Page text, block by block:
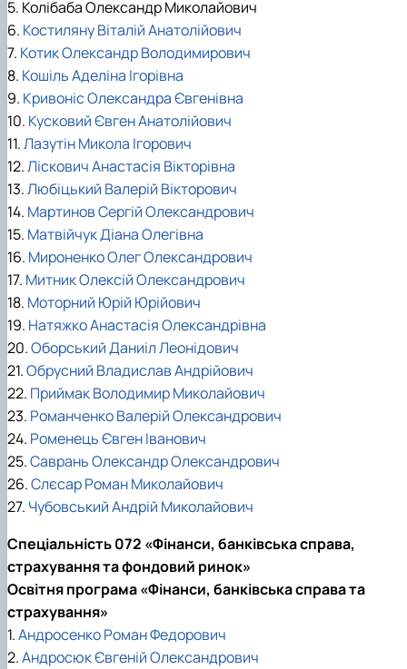
5. Колібаба Олександр Миколайович
6. Костиляну Віталій Анатолійович
7. Котик Олександр Володимирович
8. Кошіль Аделіна Ігорівна
9. Кривоніс Олександра Євгенівна
10. Кусковий Євген Анатолійович
11.Лазутін Микола Ігорович
12.Ліскович Анастасія Вікторівна
13.Любіцький Валерій Вікторович
14. Мартинов Сергій Олександрович
15. Матвійчук Діана Олегівна
16. Мироненко Олег Олександрович
17. Митник Олексій Олександрович
18. Моторний Юрій Юрійович
19. Натяжко Анастасія Олександрівна
20.Оборський Даниіл Леонідович
21.Обрусний Владислав Андрійович
22. Приймак Володимир Миколайович
23. Романченко Валерій Олександрович
24. Роменець Євген Іванович
25.Саврань Олександр Олександрович
26.Слєсар Роман Миколайович
27. Чубовський Андрій Миколайович
Спеціальність 072 «Фінанси, банківська справа,
страхування та фондовий ринок»
Освітня програма «Фінанси, банківська справа та
страхування»
1.Андросенко Роман Федорович
2.Андросюк Євгеній Олександрович